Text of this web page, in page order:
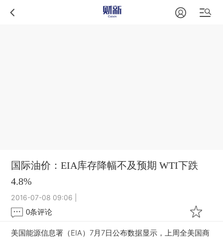
国际油价：EIA库存降幅不及预期 WTI下跌
4.8%
2016-07-08 09:06
0条评论
美国能源信息署（EIA）7月7日公布数据显示，上周全美国商